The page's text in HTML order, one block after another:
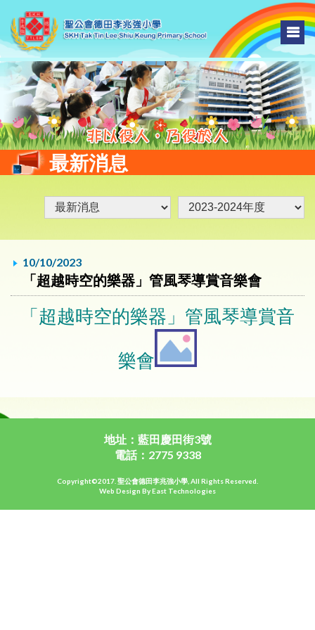
最新消息
10/10/2023
「超越時空的樂器」管風琴導賞音樂會
「超越時空的樂器」管風琴導賞音
樂會
地址：藍田慶田街3號
電話：2775 9338
Copyright©2017. 聖公會德田李兆強小學, All Rights Reserved.
Web Design By East Technologies